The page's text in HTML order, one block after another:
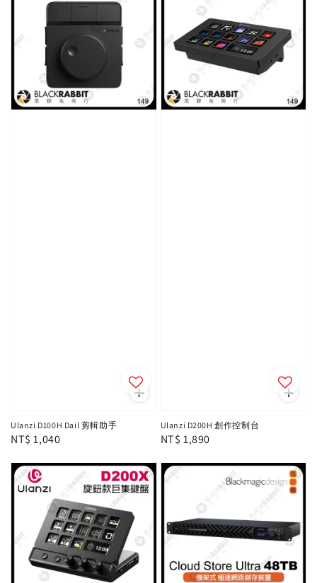
Ulanzi D100H Dail 剪輯助手
Regular
NT$ 1,040
Ulanzi D200H 創作控制台
Regular
NT$ 1,890